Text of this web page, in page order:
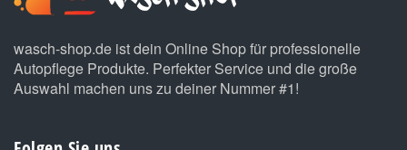
wasch-shop.de ist dein Online Shop für professionelle
Autopflege Produkte. Perfekter Service und die große
Auswahl machen uns zu deiner Nummer #1!